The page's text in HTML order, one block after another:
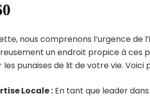
nous comprenons l’urgence de
un endroit propice à ces
les punaises de lit de votre vie.
Locale : En tant que leader